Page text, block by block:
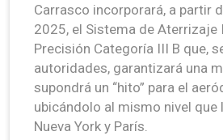
Carrasco incorporará, a partir
2025, el Sistema de
Precisión Categoría III B que,
autoridades, garantizará una
supondrá un “hito” para el
ubicándolo al mismo nivel que
Nueva York y París.